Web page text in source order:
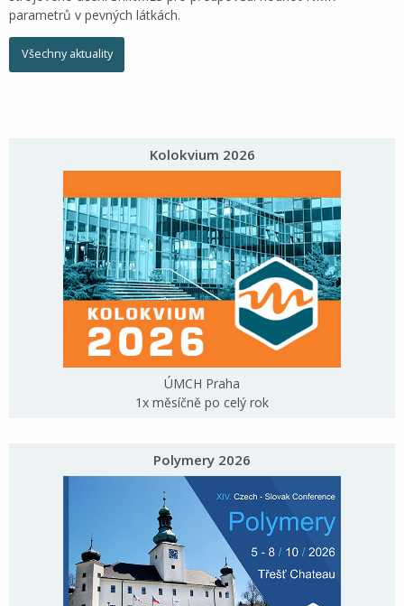
parametrů v pevných látkách.
Všechny aktuality
Kolokvium 2026
ÚMCH Praha
1x měsíčně po celý rok
Polymery 2026